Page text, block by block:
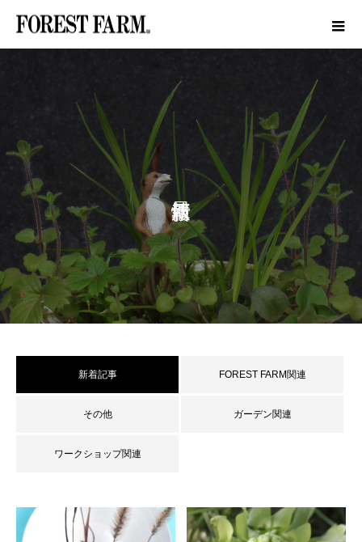
新着記事 FOREST FARM関連
その他 ガーデン関連
ワークショップ関連